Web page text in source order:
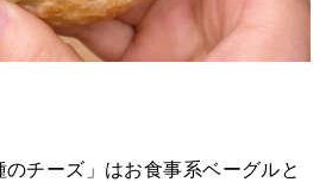
チーズ」はお食事系ベーグルと